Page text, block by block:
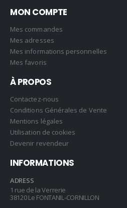
MON COMPTE
Mes commandes
Mes adresses
Mes informations personnelles
Mes favoris
À PROPOS
Contactez-nous
Conditions Générales de Vente
Mentions légales
Utilisation de cookies
Devenir revendeur
INFORMATIONS
ADRESS
1 rue de la Verrerie
38120 Le FONTANIL-CORNILLON